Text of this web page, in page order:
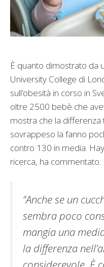
È quanto dimostrato da
University College di
sull’obesità in corso in
oltre 2500 bebè che
mostra che la
sovrappeso la fanno
contro 130 in media.
ricerca, ha commentato:
“Anche se un
sembra poco
mangia una
la differenza